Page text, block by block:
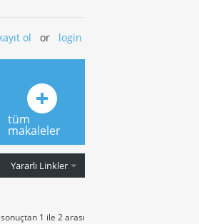
ol or login
Yararlı Linkler
tüm
makaleler
1 ile 2 arası